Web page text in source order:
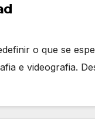
o que se
e videografia.